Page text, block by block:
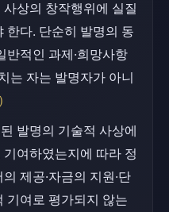
상의 창작행위에 실질
한다. 단순히 발명의 동
반적인 과제·희망사항
는 자는 발명자가 아니
발명의 기술적 사상에
여하였는지에 따라 정
제공·자금의 지원·단
기여로 평가되지 않는